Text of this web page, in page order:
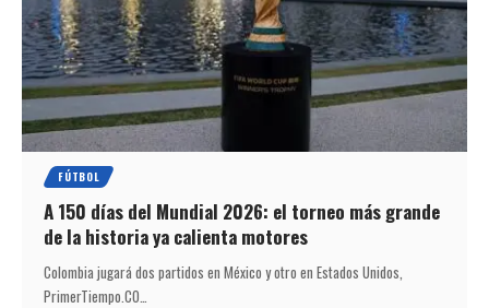
FÚTBOL
A 150 días del Mundial 2026: el torneo más grande
de la historia ya calienta motores
Colombia jugará dos partidos en México y otro en Estados Unidos,
PrimerTiempo.CO…